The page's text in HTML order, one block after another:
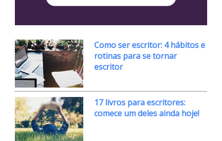
Como ser escritor: 4 hábitos e
rotinas para se tornar
escritor
17 livros para escritores:
comece um deles ainda hoje!